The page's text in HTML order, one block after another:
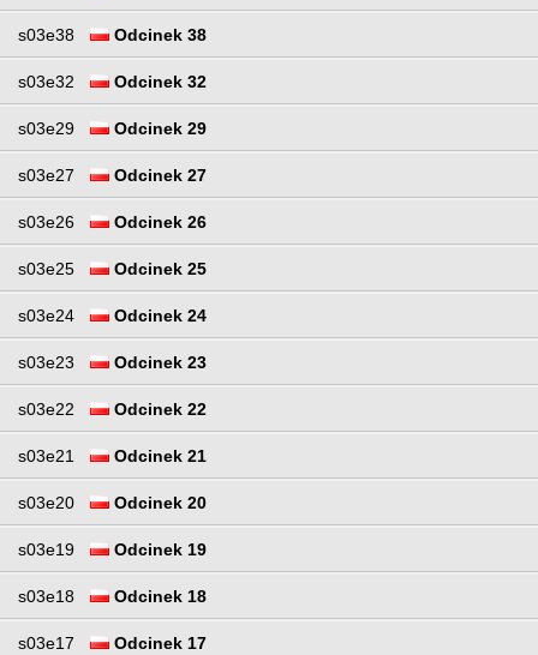
s03e38 Odcinek 38
s03e32 Odcinek 32
s03e29 Odcinek 29
s03e27 Odcinek 27
s03e26 Odcinek 26
s03e25 Odcinek 25
s03e24 Odcinek 24
s03e23 Odcinek 23
s03e22 Odcinek 22
s03e21 Odcinek 21
s03e20 Odcinek 20
s03e19 Odcinek 19
s03e18 Odcinek 18
s03e17 Odcinek 17